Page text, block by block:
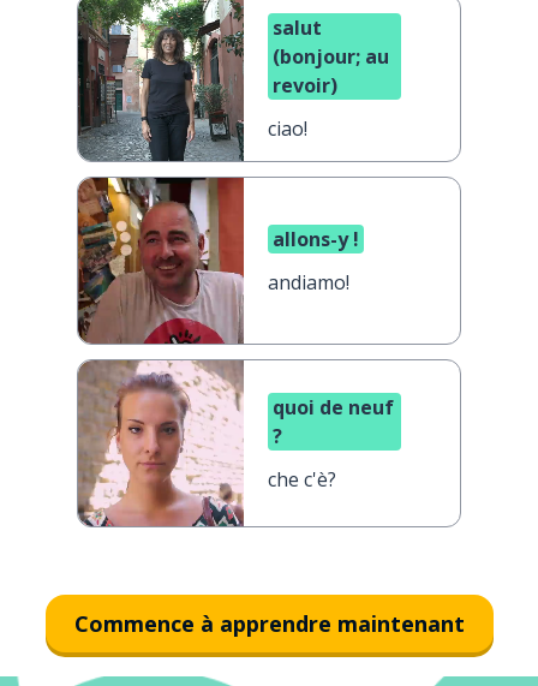
salut
(bonjour; au
revoir)
ciao!
allons-y !
andiamo!
quoi de neuf
?
che c'è?
Commence à apprendre maintenant